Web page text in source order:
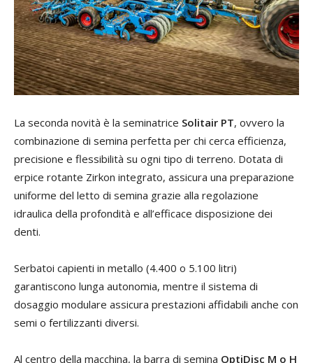
La seconda novità è la seminatrice Solitair PT, ovvero la
combinazione di semina perfetta per chi cerca efficienza,
precisione e flessibilità su ogni tipo di terreno. Dotata di
erpice rotante Zirkon integrato, assicura una preparazione
uniforme del letto di semina grazie alla regolazione
idraulica della profondità e all’efficace disposizione dei
denti.
Serbatoi capienti in metallo (4.400 o 5.100 litri)
garantiscono lunga autonomia, mentre il sistema di
dosaggio modulare assicura prestazioni affidabili anche con
semi o fertilizzanti diversi.
Al centro della macchina, la barra di semina OptiDisc M o H